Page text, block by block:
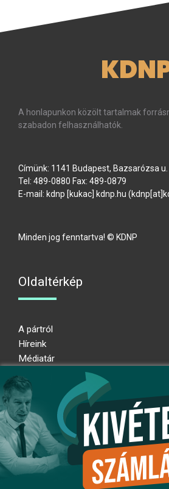
A honlapunkon közölt tartalmak
szabadon felhasználhatók.
Címünk: 1141 Budapest, Bazsarózsa u.
Tel: 489-0880 Fax: 489-0879
E-mail: kdnp [kukac] kdnp hu
Minden jog fenntartva! © KDNP
Oldaltérkép
A pártról
Híreink
Médiatár
Adatkezelési nyilatkozat
Átláthatósági nyilatkozat
Ugrás az oldal tetejére
Kövessen minket!